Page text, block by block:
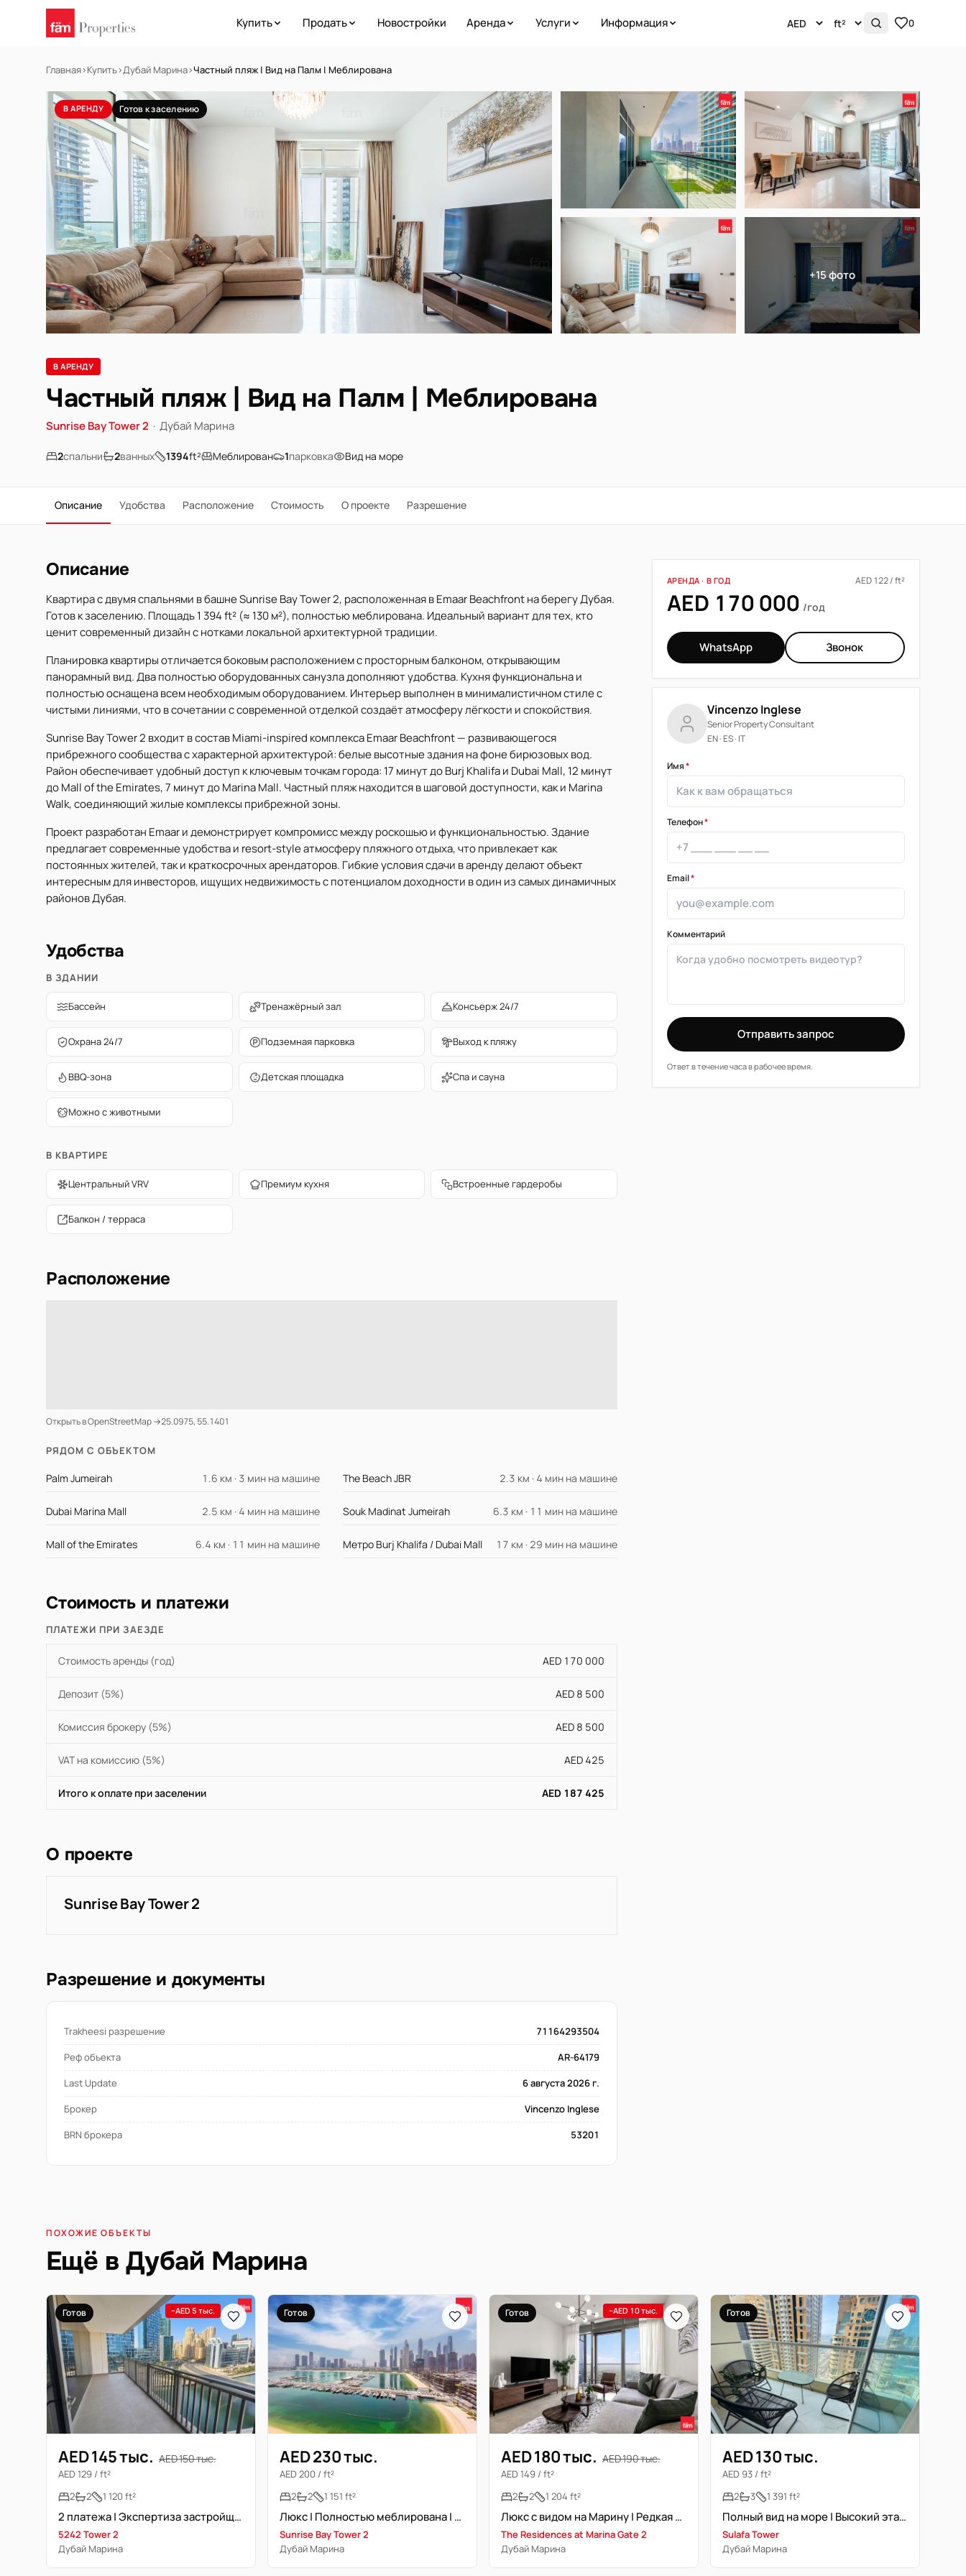
Купить Продать Новостройки Аренда Услуги Информация 0
Главная›Купить›Дубай Марина›Частный пляж | Вид на Палм | Меблирована
В АРЕНДУ Готов к заселению
+15 фото
В АРЕНДУ
Частный пляж | Вид на Палм | Меблирована
Sunrise Bay Tower 2 · Дубай Марина
2спальни 2ванных 1394ft² Меблирован 1парковка Вид на море
Описание Удобства Расположение Стоимость О проекте Разрешение
Описание
Квартира с двумя спальнями в башне Sunrise Bay Tower 2, расположенная в Emaar Beachfront на берегу Дубая.
Готов к заселению. Площадь 1 394 ft² (≈ 130 м²), полностью меблирована. Идеальный вариант для тех, кто
ценит современный дизайн с нотками локальной архитектурной традиции.
Планировка квартиры отличается боковым расположением с просторным балконом, открывающим
панорамный вид. Два полностью оборудованных санузла дополняют удобства. Кухня функциональна и
полностью оснащена всем необходимым оборудованием. Интерьер выполнен в минималистичном стиле с
чистыми линиями, что в сочетании с современной отделкой создаёт атмосферу лёгкости и спокойствия.
Sunrise Bay Tower 2 входит в состав Miami-inspired комплекса Emaar Beachfront — развивающегося
прибрежного сообщества с характерной архитектурой: белые высотные здания на фоне бирюзовых вод.
Район обеспечивает удобный доступ к ключевым точкам города: 17 минут до Burj Khalifa и Dubai Mall, 12 минут
до Mall of the Emirates, 7 минут до Marina Mall. Частный пляж находится в шаговой доступности, как и Marina
Walk, соединяющий жилые комплексы прибрежной зоны.
Проект разработан Emaar и демонстрирует компромисс между роскошью и функциональностью. Здание
предлагает современные удобства и resort-style атмосферу пляжного отдыха, что привлекает как
постоянных жителей, так и краткосрочных арендаторов. Гибкие условия сдачи в аренду делают объект
интересным для инвесторов, ищущих недвижимость с потенциалом доходности в один из самых динамичных
районов Дубая.
Удобства
В ЗДАНИИ
Бассейн Тренажёрный зал Консьерж 24/7
Охрана 24/7 Подземная парковка Выход к пляжу
BBQ-зона Детская площадка Спа и сауна
Можно с животными
В КВАРТИРЕ
Центральный VRV Премиум кухня Встроенные гардеробы
Балкон / терраса
Расположение
Открыть в OpenStreetMap →25.0975, 55.1401
РЯДОМ С ОБЪЕКТОМ
Palm Jumeirah 1.6 км · 3 мин на машине The Beach JBR 2.3 км · 4 мин на машине
Dubai Marina Mall 2.5 км · 4 мин на машине Souk Madinat Jumeirah 6.3 км · 11 мин на машине
Mall of the Emirates 6.4 км · 11 мин на машине Метро Burj Khalifa / Dubai Mall 17 км · 29 мин на машине
Стоимость и платежи
ПЛАТЕЖИ ПРИ ЗАЕЗДЕ
Стоимость аренды (год) AED 170 000
Депозит (5%) AED 8 500
Комиссия брокеру (5%) AED 8 500
VAT на комиссию (5%) AED 425
Итого к оплате при заселении AED 187 425
О проекте
Sunrise Bay Tower 2
Разрешение и документы
Trakheesi разрешение
71164293504
Реф объекта
AR-64179
Last Update
6 августа 2026 г.
Брокер
Vincenzo Inglese
BRN брокера
53201
АРЕНДА · В ГОД AED 122 / ft²
AED 170 000 /год
WhatsApp Звонок
Vincenzo Inglese
Senior Property Consultant
EN · ES · IT
Имя*
Телефон*
Email*
Комментарий
Отправить запрос
Ответ в течение часа в рабочее время.
ПОХОЖИЕ ОБЪЕКТЫ
Ещё в Дубай Марина
Готов −AED 5 тыс.
AED 145 тыс. AED 150 тыс.
AED 129 / ft²
2
2 1 120 ft²
2 платежа | Экспертиза застройщика
5242 Tower 2
Дубай Марина
Готов
AED 230 тыс.
AED 200 / ft²
2
2 1 151 ft²
Люкс | Полностью меблирована | Доступна середина декабря
Sunrise Bay Tower 2
Дубай Марина
Готов −AED 10 тыс.
AED 180 тыс. AED 190 тыс.
AED 149 / ft²
2
2 1 204 ft²
Люкс с видом на Марину | Редкая находка
The Residences at Marina Gate 2
Дубай Марина
Готов
AED 130 тыс.
AED 93 / ft²
2
3 1 391 ft²
Полный вид на море | Высокий этаж | Улучшенная отделка
Sulafa Tower
Дубай Марина